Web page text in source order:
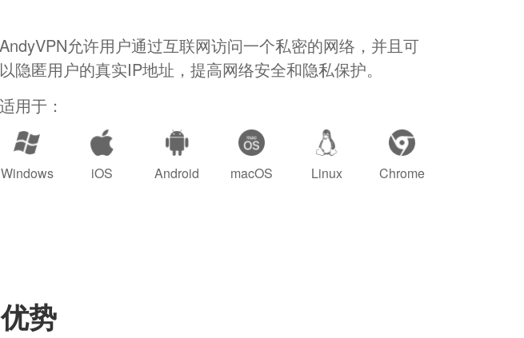
AndyVPN允许用户通过互联网访问一个私密的网络，并且可
以隐匿用户的真实IP地址，提高网络安全和隐私保护。
适用于：
Windows iOS Android macOS Linux Chrome
势